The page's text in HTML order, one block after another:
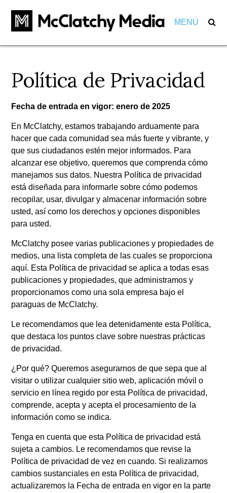
MENU
Markets
Partnerships
Investments
Marketers
Careers
View Positions
View Internships
About
Community
Behind the Scenes
Awards
Leadership
News
Employees
Pension
Leadership
News
News industry leaders join Austin
Tice’s brother in call for
journalist’s release from Syria
McClatchy Acquired by Chatham
Asset Management, LLC
nancy-a-meyer-named-
president-of-the-miami-herald
jeffrey-dorsey-joins-mcclatchy-
as-senior-vice-president-of-
transformation
Monica R. Richardson named
Executive Editor of the Miami
Herald
SUBSCRIBE
Política de Privacidad
Fecha de entradaen vigor: enero de 2025
En McClatchy, estamos trabajando arduamente para
hacer que cada comunidad sea más fuerte y vibrante, y
que sus ciudadanos estén mejor informados. Para
alcanzar ese objetivo, queremos que comprenda cómo
manejamos sus datos. Nuestra Política de privacidad
está diseñada para informarle sobre cómo podemos
recopilar, usar, divulgar y almacenar información sobre
usted, así como los derechos y opciones disponibles
para usted.
McClatchy posee varias publicaciones y propiedades de
medios, una lista completa de las cuales se proporciona
aquí. Esta Política de privacidad se aplica a todas esas
publicaciones y propiedades, que administramos y
proporcionamos como una sola empresa bajo el
paraguas de McClatchy.
Le recomendamos que lea detenidamente esta Política,
que destaca los puntos clave sobre nuestras prácticas
de privacidad.
¿Por qué? Queremos asegurarnos de que sepa que al
visitar o utilizar cualquier sitio web, aplicación móvil o
servicio en línea regido por esta Política de privacidad,
comprende, acepta y acepta el procesamiento de la
información como se indica.
Tenga en cuenta que esta Política de privacidad está
sujeta a cambios. Le recomendamos que revise la
Política de privacidad de vez en cuando. Si realizamos
cambios sustanciales en esta Política de privacidad,
actualizaremos la Fecha de entrada en vigor en la parte